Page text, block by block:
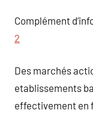
Complément
2
Des marchés
etablissements
effectivement en